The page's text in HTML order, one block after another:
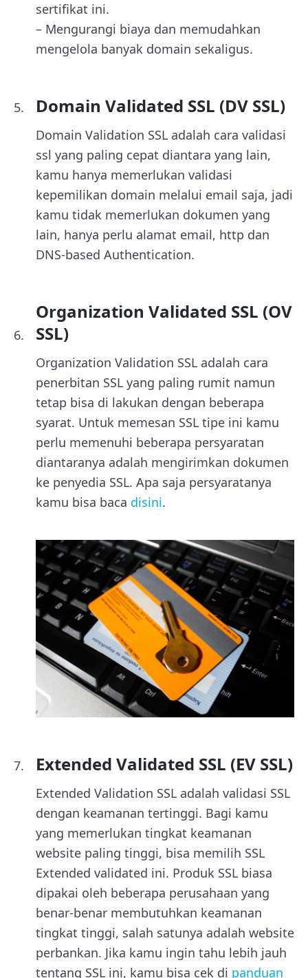
sertifikat ini.
– Mengurangi biaya dan memudahkan
mengelola banyak domain sekaligus.
Domain Validated SSL (DV SSL)
Domain Validation SSL adalah cara validasi
ssl yang paling cepat diantara yang lain,
kamu hanya memerlukan validasi
kepemilikan domain melalui email saja, jadi
kamu tidak memerlukan dokumen yang
lain, hanya perlu alamat email, http dan
DNS-based Authentication.
Organization Validated SSL (OV
SSL)
Organization Validation SSL adalah cara
penerbitan SSL yang paling rumit namun
tetap bisa di lakukan dengan beberapa
syarat. Untuk memesan SSL tipe ini kamu
perlu memenuhi beberapa persyaratan
diantaranya adalah mengirimkan dokumen
ke penyedia SSL. Apa saja persyaratanya
kamu bisa baca disini.
Extended Validated SSL (EV SSL)
Extended Validation SSL adalah validasi SSL
dengan keamanan tertinggi. Bagi kamu
yang memerlukan tingkat keamanan
website paling tinggi, bisa memilih SSL
Extended validated ini. Produk SSL biasa
dipakai oleh beberapa perusahaan yang
benar-benar membutuhkan keamanan
tingkat tinggi, salah satunya adalah website
perbankan. Jika kamu ingin tahu lebih jauh
tentang SSL ini, kamu bisa cek di panduan